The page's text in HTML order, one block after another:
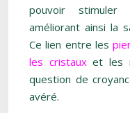
pouvoir
améliorant ainsi la
Ce lien entre les
les cristauxet les
question de
avéré.